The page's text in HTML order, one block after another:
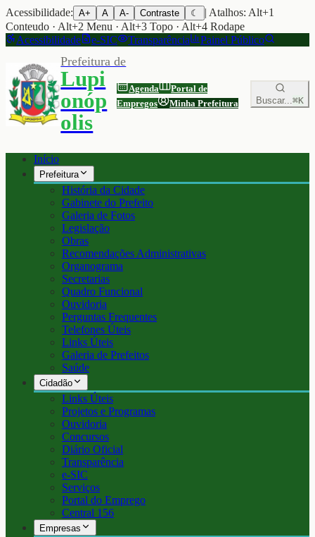
Acessibilidade: A+ A A- Contraste ☾
| Atalhos: Alt+1
Conteudo · Alt+2 Menu · Alt+3 Topo · Alt+4 Rodape
Acessibilidade
e-SIC Transparência Painel Público
Prefeitura de
Lupi
onóp
olis
Agenda
Portal de
Empregos
Minha Prefeitura Buscar...⌘K
Início
Prefeitura
História da Cidade
Gabinete do Prefeito
Galeria de Fotos
Legislação
Obras
Recomendações Administrativas
Organograma
Secretarias
Quadro Funcional
Ouvidoria
Perguntas Frequentes
Telefones Úteis
Links Úteis
Galeria de Prefeitos
Saúde
Cidadão
Links Úteis
Projetos e Programas
Ouvidoria
Concursos
Diário Oficial
Transparência
e-SIC
Serviços
Portal do Emprego
Central 156
Empresas